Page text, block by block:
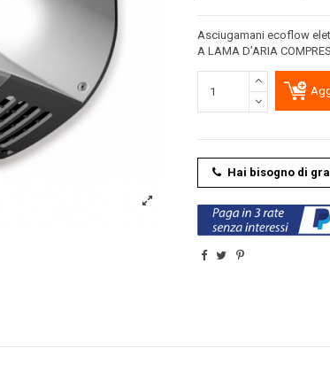
Asciugamani ecoflow
A LAMA D’ARIA
Hai bisogno di